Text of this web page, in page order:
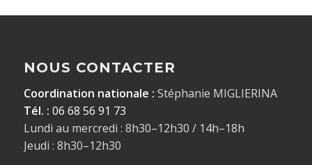
NOUS CONTACTER
Coordination nationale : Stéphanie MIGLIERINA
Tél. : 06 68 56 91 73
Lundi au mercredi : 8h30–12h30 / 14h–18h
Jeudi : 8h30–12h30